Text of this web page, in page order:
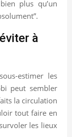
plus qu’un
à
estimer les
peut sembler
la circulation
tout faire en
les lieux